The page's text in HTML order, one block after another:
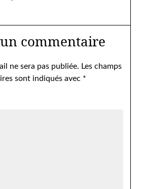
commentaire
ne sera pas publiée. Les champs
sont indiqués avec *